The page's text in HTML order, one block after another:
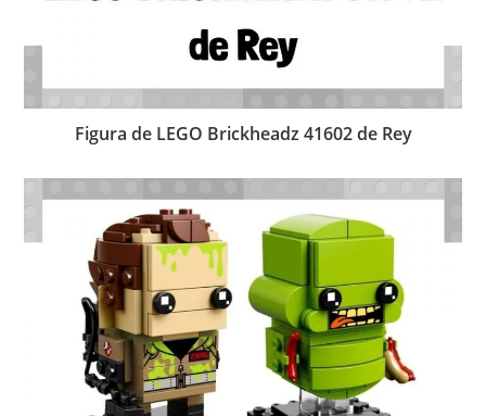
Figura de LEGO Brickheadz 41602 de Rey